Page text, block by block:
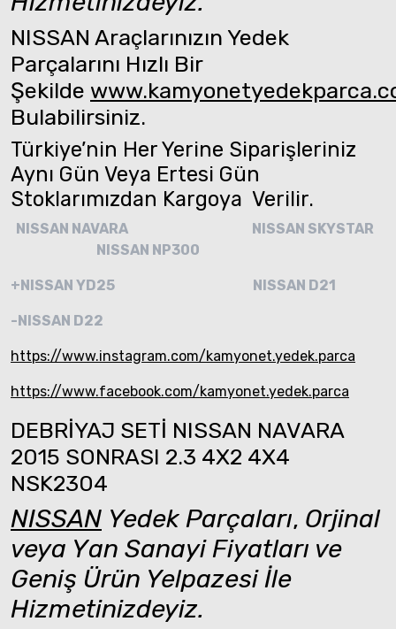
NISSAN Araçlarınızın Yedek
Parçalarını Hızlı Bir
Şekilde
Bulabilirsiniz.
Türkiye’nin Her Yerine Siparişleriniz
Aynı Gün Veya Ertesi Gün
Stoklarımızdan Kargoya Verilir.
NISSAN NAVARA
NISSAN SKYSTAR
NISSAN NP300
+NISSAN YD25 NISSAN D21
-NISSAN D22
https://www.instagram.com/kamyonet.yedek.parca
https://www.facebook.com/kamyonet.yedek.parca
DEBRİYAJ SETİ NISSAN NAVARA
2015 SONRASI 2.3 4X2 4X4
NSK2304
NISSAN Yedek Parçaları, Orjinal
veya Yan Sanayi Fiyatları ve
Geniş Ürün Yelpazesi İle
Hizmetinizdeyiz.